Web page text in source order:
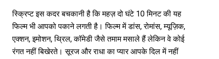
स्क्रिप्ट इस कदर बचकानी है कि महज़ दो घंटे 10 मिनट की यह
फिल्म भी आपको पकाने लगती है। फिल्म में डांस, रोमांस, म्यूज़िक,
एक्शन, इमोशन, थ्रिल, कॉमेडी जैसे तमाम मसाले हैं लेकिन वे कोई
रंगत नहीं बिखेरते। सूरज और राधा का प्यार आपके दिल में नहीं